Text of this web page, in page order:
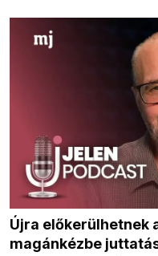
Újra előkerülhetnek
magánkézbe